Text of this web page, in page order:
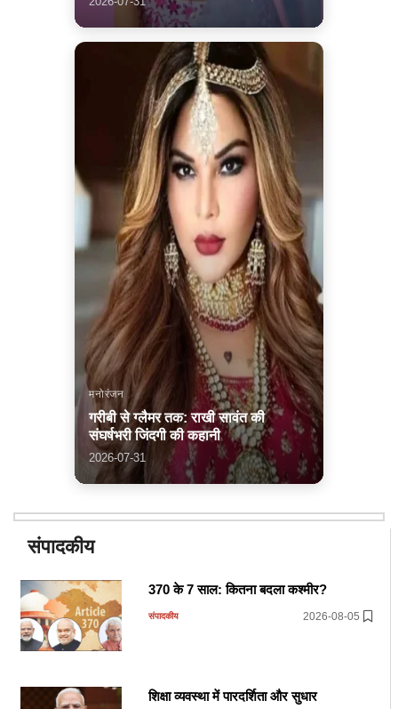
मनोरंजन
गरीबी से ग्लैमर तक: राखी सावंत की
संघर्षभरी जिंदगी की कहानी
2026-07-31
संपादकीय
370 के 7 साल: कितना बदला कश्मीर?
संपादकीय 2026-08-05
शिक्षा व्यवस्था में पारदर्शिता और सुधार